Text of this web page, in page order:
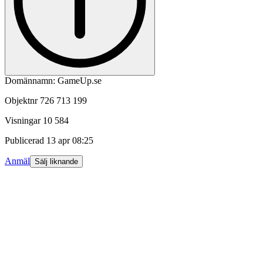
Domännamn: GameUp.se
Objektnr 726 713 199
Visningar 10 584
Publicerad 13 apr 08:25
Anmäl Sälj liknande